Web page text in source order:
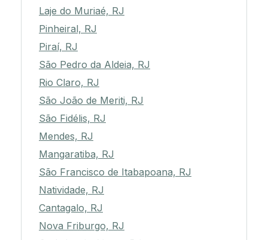
Laje do Muriaé, RJ
Pinheiral, RJ
Piraí, RJ
São Pedro da Aldeia, RJ
Rio Claro, RJ
São João de Meriti, RJ
São Fidélis, RJ
Mendes, RJ
Mangaratiba, RJ
São Francisco de Itabapoana, RJ
Natividade, RJ
Cantagalo, RJ
Nova Friburgo, RJ